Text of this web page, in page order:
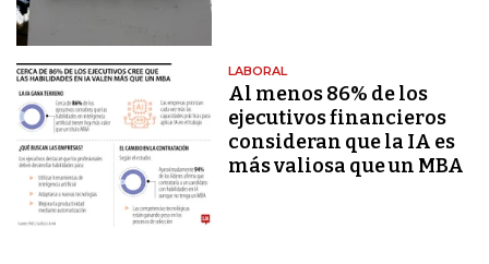
LABORAL
Al menos 86% de los
ejecutivos financieros
consideran que la IA es
más valiosa que un MBA